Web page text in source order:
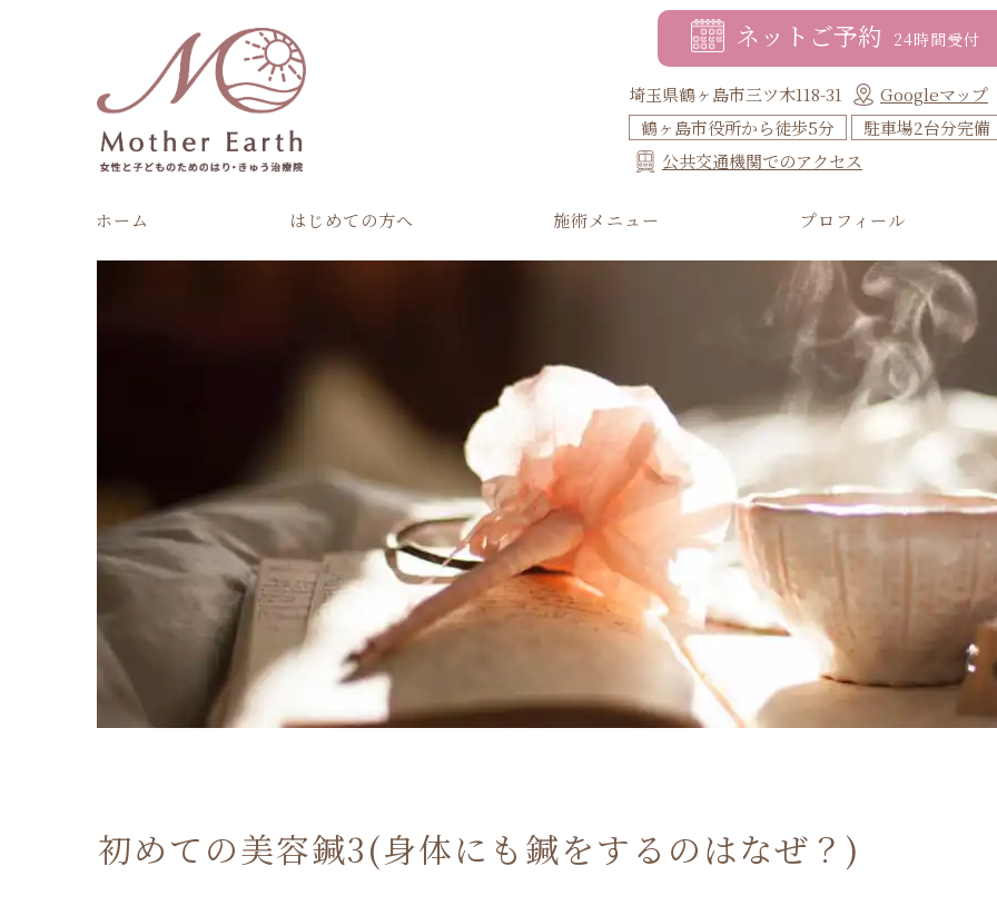
ネットご予約 24時間受付
埼玉県鶴ヶ島市三ツ木118-31
Googleマップ
鶴ヶ島市役所から徒歩5分
駐車場2台分完備
公共交通機関でのアクセス
ホーム はじめての方へ 施術メニュー プロフィール
初めての美容鍼3(身体にも鍼をするのはなぜ？)